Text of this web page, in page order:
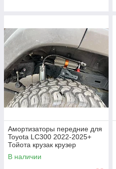
Амортизаторы передние для
Toyota LC300 2022-2025+
Тойота крузак крузер
Внешний резервуар
В наличии